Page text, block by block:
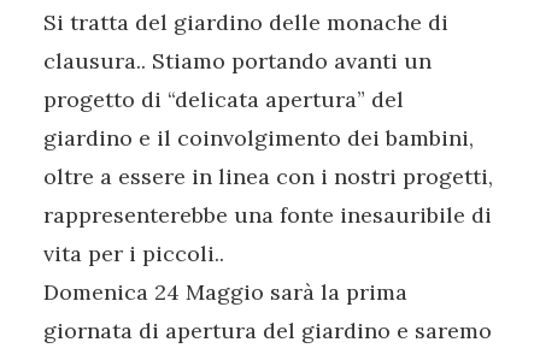
Si tratta del giardino delle monache di
clausura.. Stiamo portando avanti un
progetto di “delicata apertura” del
giardino e il coinvolgimento dei bambini,
oltre a essere in linea con i nostri progetti,
rappresenterebbe una fonte inesauribile di
vita per i piccoli..
Domenica 24 Maggio sarà la prima
giornata di apertura del giardino e saremo